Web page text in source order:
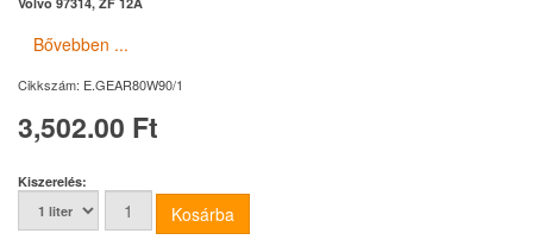
Bővebben ...
Cikkszám: E.GEAR80W90/1
3,502.00 Ft
Kiszerelés: